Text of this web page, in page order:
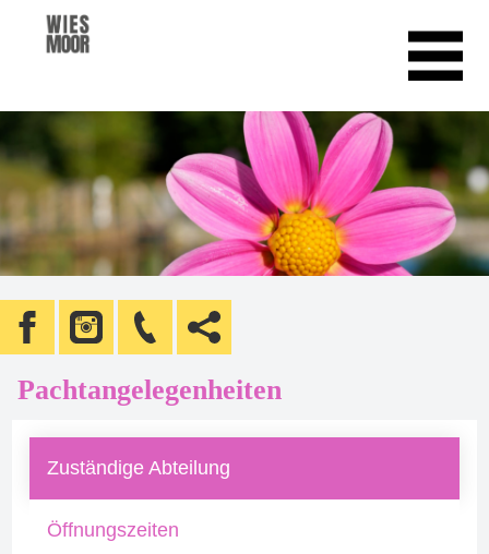
Pachtangelegenheiten
Zuständige Abteilung
Öffnungszeiten